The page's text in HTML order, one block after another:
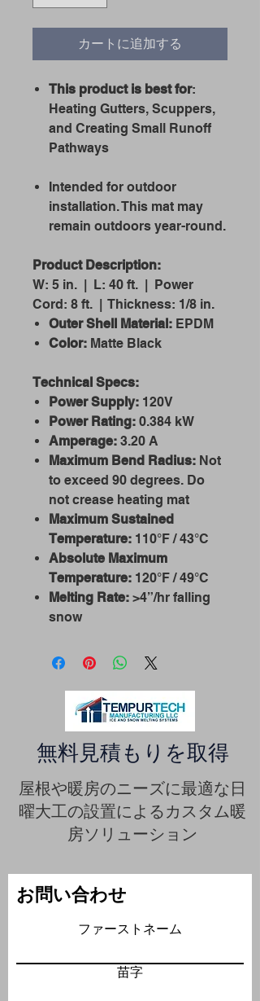
カートに追加する
This product is best for:
Heating Gutters, Scuppers,
and Creating Small Runoff
Pathways
Intended for outdoor
installation. This mat may
remain outdoors year-round.
Product Description:
W: 5 in. | L: 40 ft. | Power
Cord: 8 ft. | Thickness: 1/8 in.
Outer Shell Material: EPDM
Color: Matte Black
Technical Specs:
Power Supply: 120V
Power Rating: 0.384 kW
Amperage: 3.20 A
Maximum Bend Radius: Not
to exceed 90 degrees. Do
not crease heating mat
Maximum Sustained
Temperature: 110°F / 43°C
Absolute Maximum
Temperature: 120°F / 49°C
Melting Rate: >4”/hr falling
snow
無料見積もりを取得
屋根や暖房のニーズに最適な日
曜大工の設置によるカスタム暖
房ソリューション
お問い合わせ
ファーストネーム
苗字